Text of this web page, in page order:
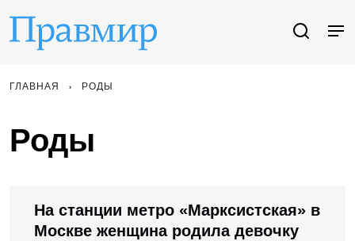
ГЛАВНАЯ РОДЫ
Роды
На станции метро «Марксистская» в
Москве женщина родила девочку